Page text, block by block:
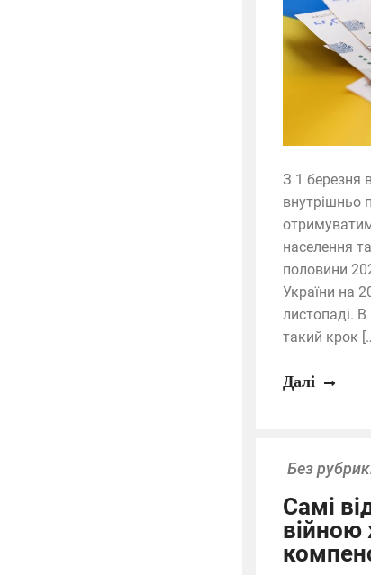
З 1 березня
внутрішньо
населення
половини
України на
листопаді.
такий крок
Далі
Без
Самі